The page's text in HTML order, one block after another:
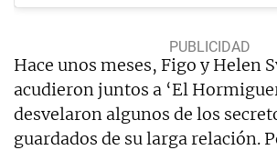
Hace unos meses, Figo y Helen
acudieron juntos a ‘El
desvelaron algunos de los
guardados de su larga relación.